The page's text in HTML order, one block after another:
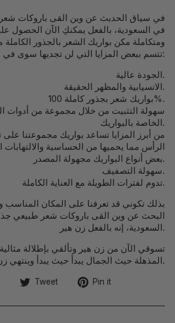
في سياق الحديث عن وين القى باروكات
في السعودية، بالفعل يمكنكِ الآن الحصول
ومتكاملة مكن بواريك الشعر بالجذور
تتسم ببعض المزايا التي لن تجديها سوى في متجرنا من أبرزها:
الجودة عالية.
الانسيابية والمظهر الحقيقة.
بواريك شعر بجذور كاملة 100%.
سهولة التثبيت من خلال مجموعة من أدوات
الخاصة بالبواريك.
من أبرز المزايا تساعد بواريك مجموعتنا
الرأس مما يحميها من الحساسية والالتهابات
بعض أنواع البواريك مجهولة المصدر.
سهولة التصفيف.
تدوم لفترات الطويلة مع العناية الكاملة.
بذلك تكوني قد تعرفنا على المكان المناسب
البحث عن وين القى باروكات شعر طبيعي
السعودية، إنه بالفعل زن هير.
تسوقي الآن من زن هير وتألقي بإطلالة
المذهلة حيث الجمال يبدأ حيث يبدأ وينتهي زن هير.
Share
Facebook
Tweet
Tweet
Twitter
Pin it
Pinterest